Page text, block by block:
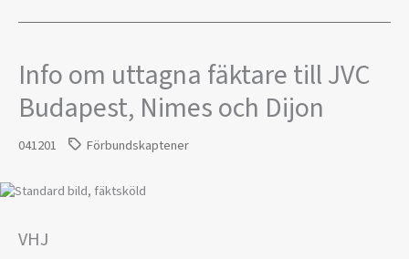
Info om uttagna fäktare till JVC
Budapest, Nimes och Dijon
041201 Förbundskaptener
VHJ